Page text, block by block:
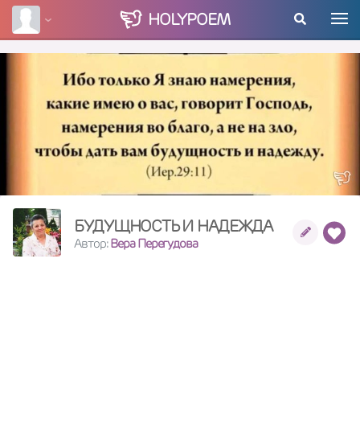
HOLYPOEM
БУДУЩНОСТЬ И НАДЕЖДА
Автор:Вера Перегудова